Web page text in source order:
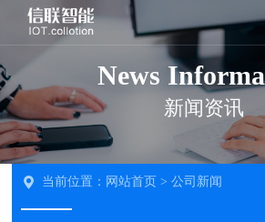
News
新闻资讯
当前位置： 网站首页 >公司新闻